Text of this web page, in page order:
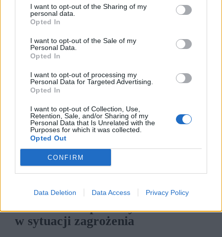
I want to opt-out of the Sharing of my
personal data.
Opted In
I want to opt-out of the Sale of my
Personal Data.
Opted In
I want to opt-out of processing my
Personal Data for Targeted Advertising.
Opted In
I want to opt-out of Collection, Use,
Retention, Sale, and/or Sharing of my
Personal Data that Is Unrelated with the
Purposes for which it was collected.
Opted Out
CONFIRM
Data Deletion Data Access Privacy Policy
niewątpliwie była epidemia śmiertelnej choroby,
ale także charaktery i postawy moralne
trudny moment dziejowy. Ze względu na swoje
egzystencjalistyczne zacięcie, autor ustami
swoich bohaterów przedstawia nam wiele
poglądów na temat ludzkiego życia, jego
Kategorie
opracowania
znaczenie tytułu powieści Dżuma.
Omów różne postawy bohaterów
w sytuacji zagrożenia